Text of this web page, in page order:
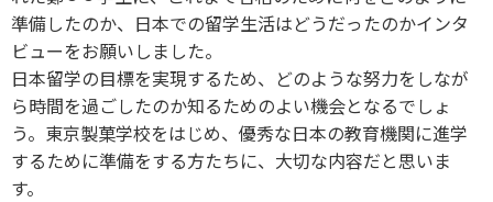
準備したのか、日本での留学生活はどうだったのかインタ
ビューをお願いしました。
日本留学の目標を実現するため、どのような努力をしなが
ら時間を過ごしたのか知るためのよい機会となるでしょ
う。東京製菓学校をはじめ、優秀な日本の教育機関に進学
するために準備をする方たちに、大切な内容だと思いま
す。